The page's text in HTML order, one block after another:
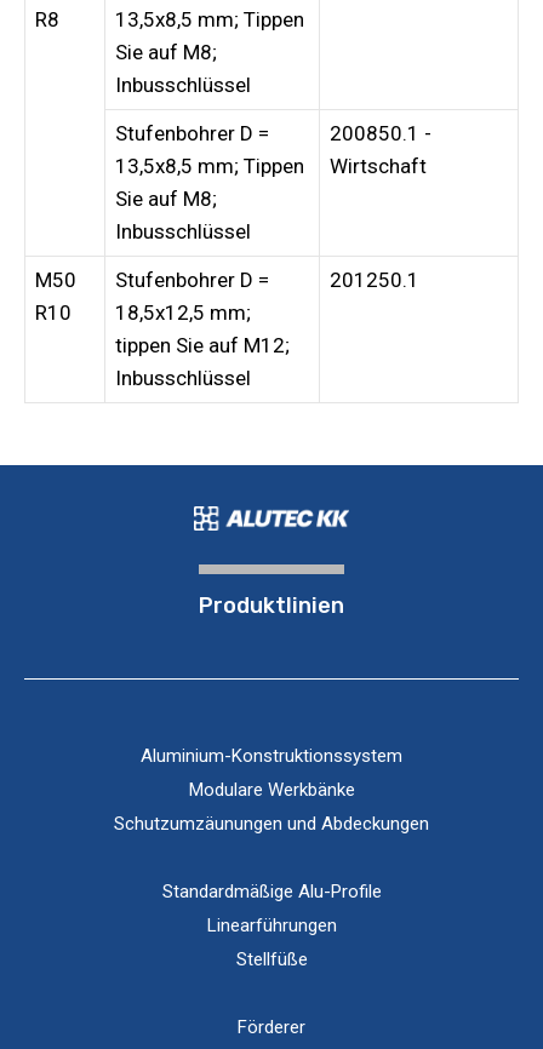
R8
13,5x8,5 mm; Tippen
Sie auf M8;
Inbusschlüssel
Stufenbohrer D =
13,5x8,5 mm; Tippen
Sie auf M8;
Inbusschlüssel
200850.1 -
Wirtschaft
M50
R10
Stufenbohrer D =
18,5x12,5 mm;
tippen Sie auf M12;
Inbusschlüssel
201250.1
Produktlinien
Aluminium-Konstruktionssystem
Modulare Werkbänke
Schutzumzäunungen und Abdeckungen
Standardmäßige Alu-Profile
Linearführungen
Stellfüße
Förderer